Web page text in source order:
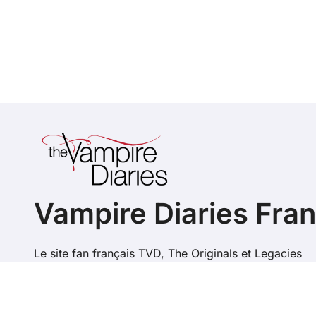
Vampire Diaries
Le site fan français TVD, The Originals et Legacies